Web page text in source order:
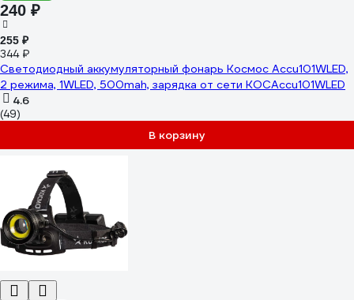
240 ₽
255 ₽
344 ₽
Светодиодный аккумуляторный фонарь Космос Accu101WLED,
2 режима, 1WLED, 500mah, зарядка от сети KOCAccu101WLED
4.6
(49)
В корзину